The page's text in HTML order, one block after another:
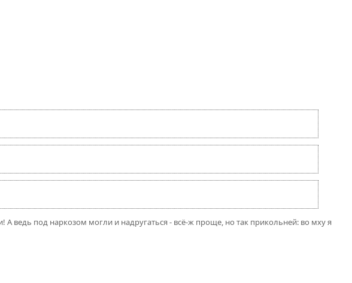
А ведь под наркозом могли и надругаться - всё-ж проще, но так прикольней: во мху я